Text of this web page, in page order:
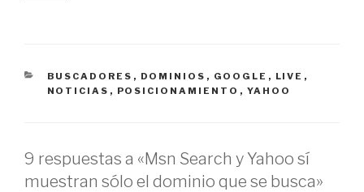
CATEGORÍAS
BUSCADORES , DOMINIOS , GOOGLE , LIVE ,
NOTICIAS , POSICIONAMIENTO , YAHOO
9 respuestas a «Msn Search y Yahoo sí
muestran sólo el dominio que se busca»